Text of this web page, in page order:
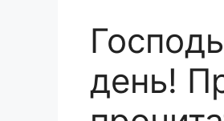
день!